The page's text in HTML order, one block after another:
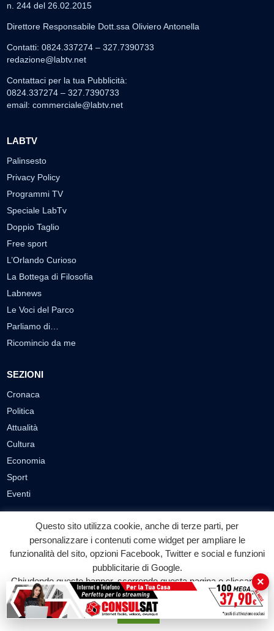
n. 244 del 26.02.2015
Direttore Responsabile Dott.ssa Oliviero Antonella
Contatti: 0824.337274 – 327.7390733
redazione@labtv.net
Contattaci per la tua Pubblicità:
0824.337274 – 327.7390733
email: commerciale@labtv.net
LABTV
Palinsesto
Privacy Policy
Programmi TV
Speciale LabTv
Doppio Taglio
Free sport
L’Orlando Curioso
La Bottega di Filosofia
Labnews
Le Voci del Parco
Parliamo di…
Ricomincio da me
SEZIONI
Cronaca
Politica
Attualità
Cultura
Economia
Sport
Eventi
Video Cronaca
Video Attualità
Video Economia
Video Cultura
Questo sito utilizza cookie, anche di terze parti, per
personalizzare i contenuti come widget per ampliare le
funzionalità del sito, opzioni Facebook, Twitter e social e funzioni
pubblicitarie di Google.
Chiudendo questo banner, scorrendo questa pagina o cliccando
su qualunque suo elemento acconsenti all'uso dei cookie.
Accetta
×